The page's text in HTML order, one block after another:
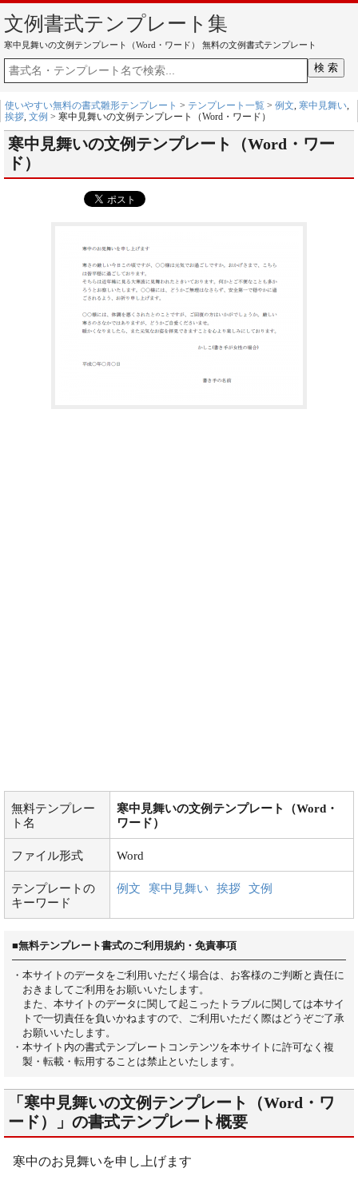
文例書式テンプレート集
寒中見舞いの文例テンプレート（Word・ワード） 無料の文例書式テンプレート
使いやすい無料の書式雛形テンプレート > テンプレート一覧 > 例文, 寒中見舞い,
挨拶, 文例 > 寒中見舞いの文例テンプレート（Word・ワード）
寒中見舞いの文例テンプレート（Word・ワー
ド）
無料テンプレー
ト名
寒中見舞いの文例テンプレート（Word・
ワード）
ファイル形式 Word
テンプレートの
キーワード
例文 寒中見舞い 挨拶 文例
■無料テンプレート書式のご利用規約・免責事項
・本サイトのデータをご利用いただく場合は、お客様のご判断と責任に
おきましてご利用をお願いいたします。
また、本サイトのデータに関して起こったトラブルに関しては本サイ
トで一切責任を負いかねますので、ご利用いただく際はどうぞご了承
お願いいたします。
・本サイト内の書式テンプレートコンテンツを本サイトに許可なく複
製・転載・転用することは禁止といたします。
「寒中見舞いの文例テンプレート（Word・ワ
ード）」の書式テンプレート概要
寒中のお見舞いを申し上げます